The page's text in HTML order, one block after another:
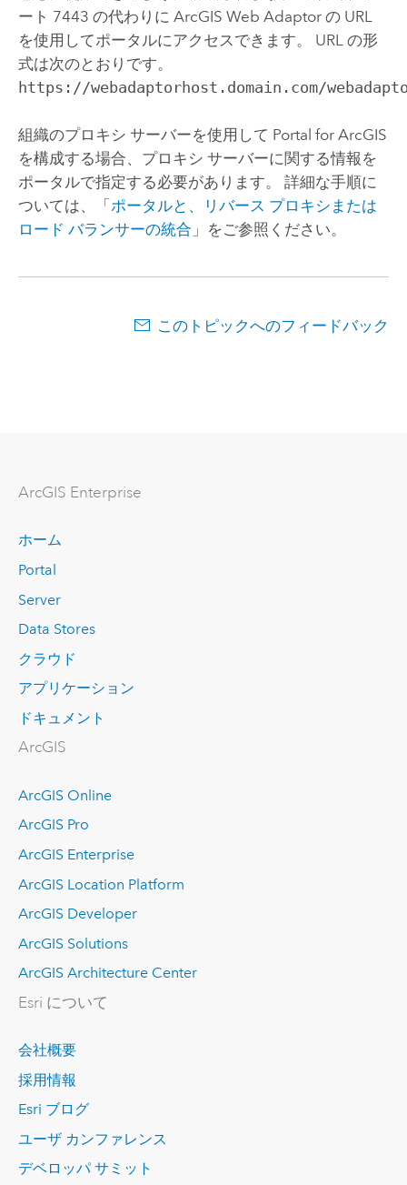
ート 7443 の代わりに ArcGIS Web Adaptorの URL
を使用してポータルにアクセスできます。 URL の形
式は次のとおりです。
https://webadaptorhost.domain.com/
組織のプロキシ サーバーを使用して Portal for ArcGIS
を構成する場合、プロキシ サーバーに関する情報を
ポータルで指定する必要があります。 詳細な手順に
ついては、「ポータルと、リバース プロキシまたは
ロード バランサーの統合 」をご参照ください。
このトピックへのフィードバック
ArcGIS Enterprise
ホーム
Portal
Server
Data Stores
クラウド
アプリケーション
ドキュメント
ArcGIS
ArcGIS Online
ArcGIS Pro
ArcGIS Enterprise
ArcGIS Location Platform
ArcGIS Developer
ArcGIS Solutions
ArcGIS Architecture Center
Esri について
会社概要
採用情報
Esri ブログ
ユーザ カンファレンス
デベロッパ サミット